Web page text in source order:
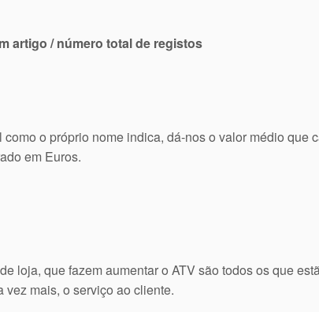
artigo / número total de registos
o próprio nome indica, dá-nos o valor médio que
em Euros.
loja, que fazem aumentar o ATV são todos os que
mais, o serviço ao cliente.